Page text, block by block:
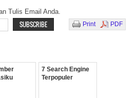
Tulis Email Anda.
Print PDF
7 Search Engine
Terpopuler